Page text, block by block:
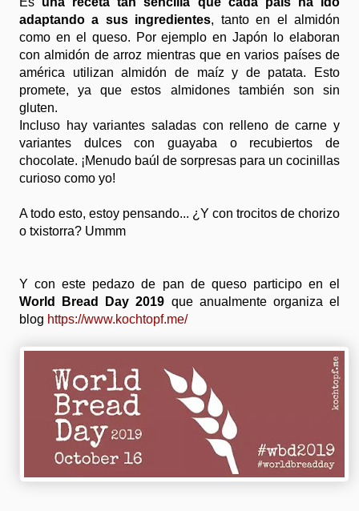
adaptando a sus ingredientes, tanto en el almidón
como en el queso. Por ejemplo en Japón lo elaboran
con almidón de arroz mientras que en varios países de
américa utilizan almidón de maíz y de patata. Esto
promete, ya que estos almidones también son sin
gluten.
Incluso hay variantes saladas con relleno de carne y
variantes dulces con guayaba o recubiertos de
chocolate. ¡Menudo baúl de sorpresas para un cocinillas
curioso como yo!
A todo esto, estoy pensando... ¿Y con trocitos de chorizo
o txistorra? Ummm
Y con este pedazo de pan de queso participo en el
World Bread Day 2019 que anualmente organiza el
blog https://www.kochtopf.me/